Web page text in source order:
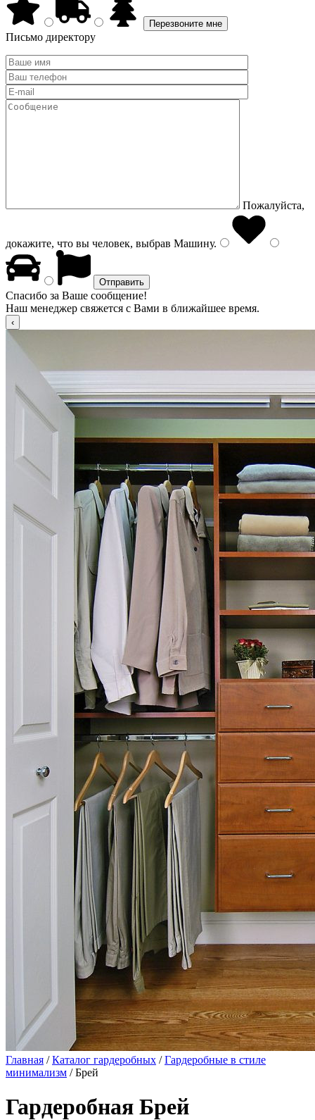
Письмо директору
Пожалуйста,
докажите, что вы человек, выбрав Машину.
Спасибо за Ваше сообщение!
Наш менеджер свяжется с Вами в ближайшее время.
Главная /Каталог гардеробных /Гардеробные в стиле
минимализм / Брей
Гардеробная Брей